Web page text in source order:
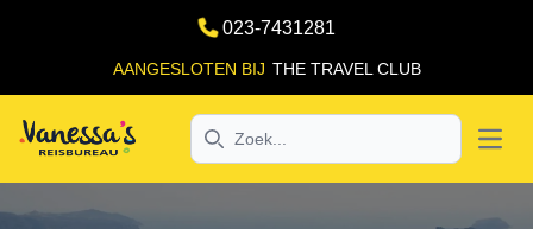
023-7431281
AANGESLOTEN BIJ THE TRAVEL CLUB
Search